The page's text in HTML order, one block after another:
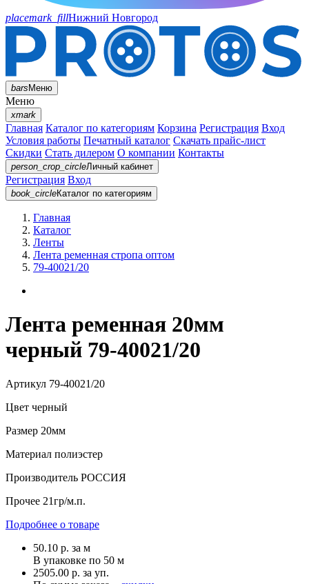
placemark_fillНижний Новгород
barsМеню
Меню
xmark
Главная Каталог по категориям Корзина Регистрация Вход
Условия работы Печатный каталог Скачать прайс-лист
Скидки Стать дилером О компании Контакты
person_crop_circleЛичный кабинет
Регистрация Вход
book_circleКаталог по категориям
Главная
Каталог
Ленты
Лента ременная стропа оптом
79-40021/20
Лента ременная 20мм
черный 79-40021/20
Артикул 79-40021/20
Цвет черный
Размер 20мм
Материал полиэстер
Производитель РОССИЯ
Прочее 21гр/м.п.
Подробнее о товаре
50.10 р. за м
В упаковке по 50 м
2505.00 р. за уп.